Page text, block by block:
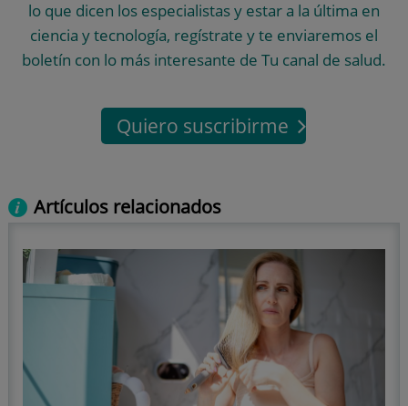
lo que dicen los especialistas y estar a la última en
ciencia y tecnología, regístrate y te enviaremos el
boletín con lo más interesante de Tu canal de salud.
Quiero suscribirme
Artículos relacionados